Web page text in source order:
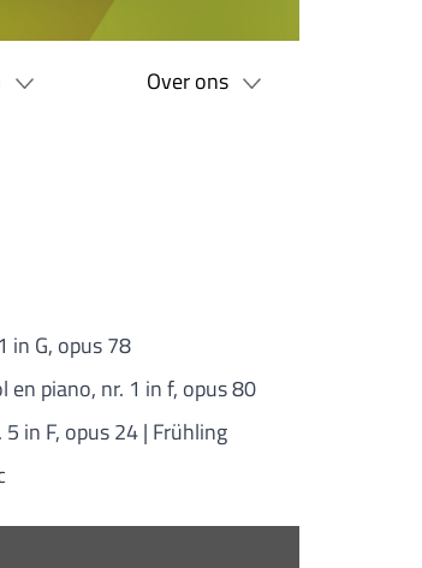
Over ons
in G, opus 78
piano, nr. 1 in f, opus 80
in F, opus 24 | Frühling